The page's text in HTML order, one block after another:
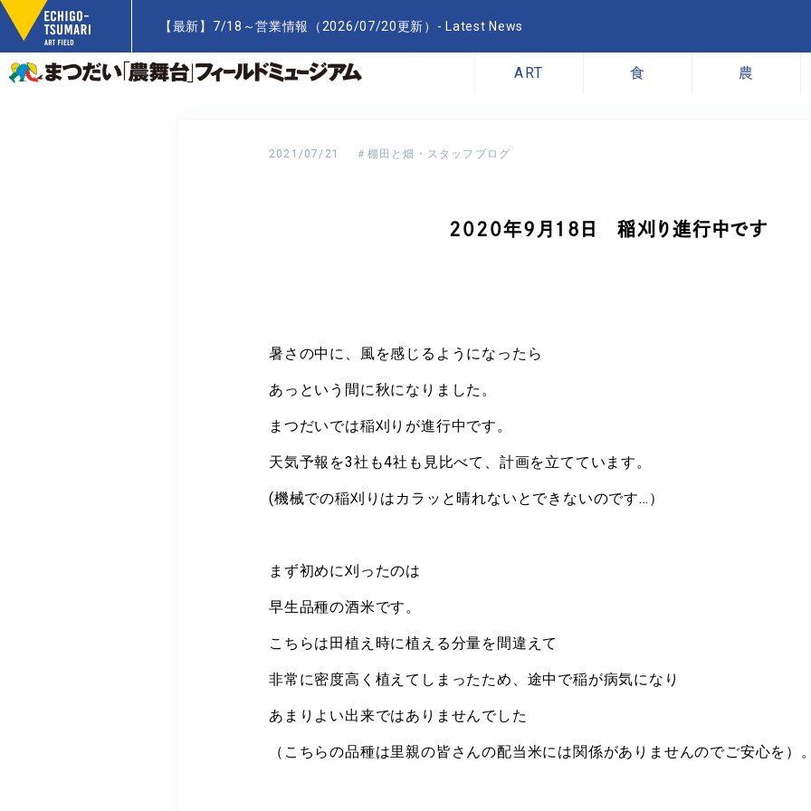
【最新】7/18～営業情報（2026/07/20更新）- Latest News
ART 食 農
2021/07/21 ＃棚田と畑・スタッフブログ
2020年9月18日 稲刈り進行中です
暑さの中に、風を感じるようになったら
あっという間に秋になりました。
まつだいでは稲刈りが進行中です。
天気予報を3社も4社も見比べて、計画を立てています。
(機械での稲刈りはカラッと晴れないとできないのです…）
まず初めに刈ったのは
早生品種の酒米です。
こちらは田植え時に植える分量を間違えて
非常に密度高く植えてしまったため、途中で稲が病気になり
あまりよい出来ではありませんでした
（こちらの品種は里親の皆さんの配当米には関係がありませんのでご安心を）